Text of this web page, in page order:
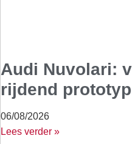
Audi Nuvolari:
rijdend
06/08/2026
Lees verder »